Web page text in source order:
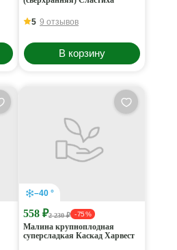
5 9 отзывов
В корзину
–40 °
558 ₽2 230 ₽ - 75 %
Малина крупноплодная
суперсладкая Каскад Харвест